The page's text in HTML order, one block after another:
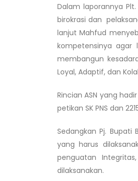
Dalam laporannya
birokrasi dan
lanjut Mahfud
kompetensinya
membangun
Loyal, Adaptif, dan
Rincian ASN yang
petikan SK PNS dan
Sedangkan Pj.
yang harus
penguatan
dilaksanakan.